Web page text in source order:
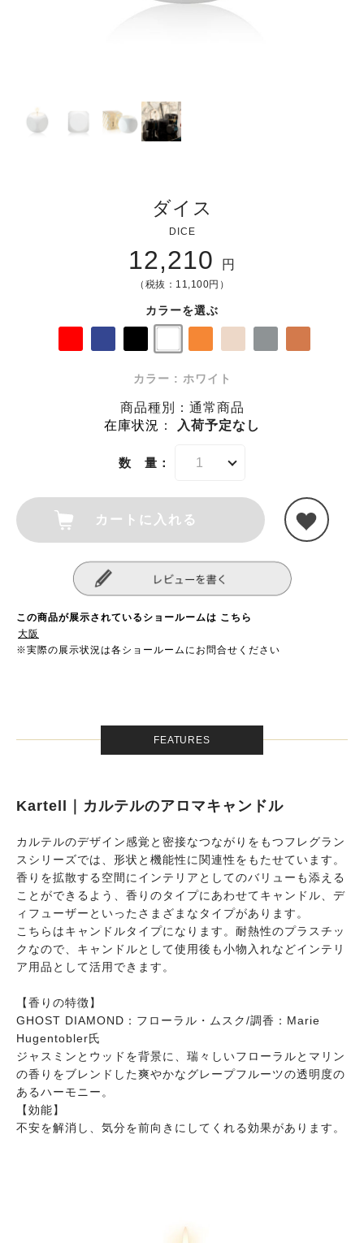
ダイス
DICE
12,210 円
（税抜：11,100円）
カラーを選ぶ
カラー : ホワイト
商品種別：通常商品
在庫状況 ： 入荷予定なし
数 量：
カートに入れる
この商品が展示されているショールームは こちら
大阪
※実際の展示状況は各ショールームにお問合せください
FEATURES
Kartell｜カルテルのアロマキャンドル
カルテルのデザイン感覚と密接なつながりをもつフレグラン
スシリーズでは、形状と機能性に関連性をもたせています。
香りを拡散する空間にインテリアとしてのバリューも添える
ことができるよう、香りのタイプにあわせてキャンドル、デ
ィフューザーといったさまざまなタイプがあります。
こちらはキャンドルタイプになります。耐熱性のプラスチッ
クなので、キャンドルとして使用後も小物入れなどインテリ
ア用品として活用できます。
【香りの特徴】
GHOST DIAMOND：フローラル・ムスク/調香：Marie
Hugentobler氏
ジャスミンとウッドを背景に、瑞々しいフローラルとマリン
の香りをブレンドした爽やかなグレープフルーツの透明度の
あるハーモニー。
【効能】
不安を解消し、気分を前向きにしてくれる効果があります。